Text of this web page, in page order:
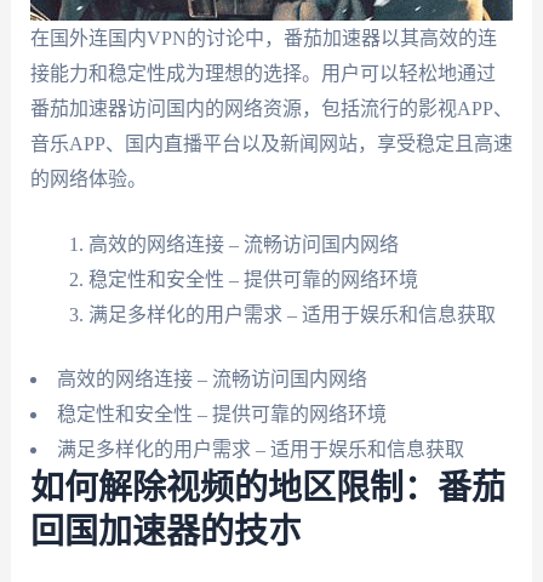
在国外连国内VPN的讨论中，番茄加速器以其高效的连
接能力和稳定性成为理想的选择。用户可以轻松地通过
番茄加速器访问国内的网络资源，包括流行的影视APP、
音乐APP、国内直播平台以及新闻网站，享受稳定且高速
的网络体验。
高效的网络连接 – 流畅访问国内网络
稳定性和安全性 – 提供可靠的网络环境
满足多样化的用户需求 – 适用于娱乐和信息获取
高效的网络连接 – 流畅访问国内网络
稳定性和安全性 – 提供可靠的网络环境
满足多样化的用户需求 – 适用于娱乐和信息获取
如何解除视频的地区限制：番茄
回国加速器的技朩